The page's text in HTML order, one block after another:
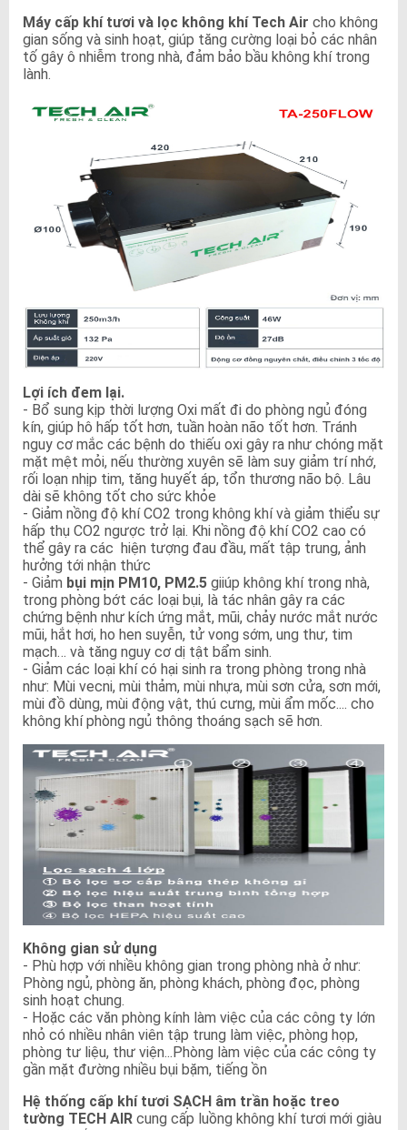
Máy cấp khí tươi và lọc không khí Tech Air cho không
gian sống và sinh hoạt, giúp tăng cường loại bỏ các nhân
tố gây ô nhiễm trong nhà, đảm bảo bầu không khí trong
lành.
Lợi ích đem lại.
- Bổ sung kịp thời lượng Oxi mất đi do phòng ngủ đóng
kín, giúp hô hấp tốt hơn, tuần hoàn não tốt hơn. Tránh
nguy cơ mắc các bệnh do thiếu oxi gây ra như chóng mặt
mặt mệt mỏi, nếu thường xuyên sẽ làm suy giảm trí nhớ,
rối loạn nhịp tim, tăng huyết áp, tổn thương não bộ. Lâu
dài sẽ không tốt cho sức khỏe
- Giảm nồng độ khí CO2 trong không khí và giảm thiểu sự
hấp thụ CO2 ngược trở lại. Khi nồng độ khí CO2 cao có
thể gây ra các hiện tượng đau đầu, mất tập trung, ảnh
hưởng tới nhận thức
- Giảm bụi mịn PM10, PM2.5 giiúp không khí trong nhà,
trong phòng bớt các loại bụi, là tác nhân gây ra các
chứng bệnh như kích ứng mắt, mũi, chảy nước mắt nước
mũi, hắt hơi, ho hen suyễn, tử vong sớm, ung thư, tim
mạch… và tăng nguy cơ dị tật bẩm sinh.
- Giảm các loại khí có hại sinh ra trong phòng trong nhà
như: Mùi vecni, mùi thảm, mùi nhựa, mùi sơn cửa, sơn mới,
mùi đồ dùng, mùi động vật, thú cưng, mùi ẩm mốc.... cho
không khí phòng ngủ thông thoáng sạch sẽ hơn.
Không gian sử dụng
- Phù hợp với nhiều không gian trong phòng nhà ở như:
Phòng ngủ, phòng ăn, phòng khách, phòng đọc, phòng
sinh hoạt chung.
- Hoặc các văn phòng kính làm việc của các công ty lớn
nhỏ có nhiều nhân viên tập trung làm việc, phòng họp,
phòng tư liệu, thư viện...Phòng làm việc của các công ty
gần mặt đường nhiều bụi bặm, tiếng ồn
Hệ thống cấp khí tươi SẠCH âm trần hoặc treo
tường TECH AIR cung cấp luồng không khí tươi mới giàu